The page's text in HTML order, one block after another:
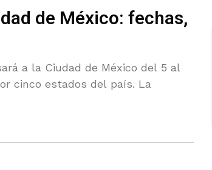
de México: fechas,
a la Ciudad de México del 5 al
cinco estados del país. La